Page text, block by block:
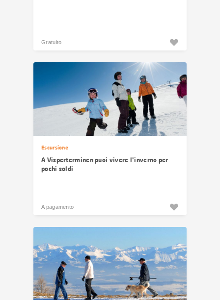
Gratuito
Escursione
A Visperterminen puoi vivere l'inverno per
pochi soldi
A pagamento